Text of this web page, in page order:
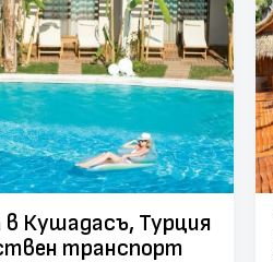
в Кушадасъ, Турция
транспорт